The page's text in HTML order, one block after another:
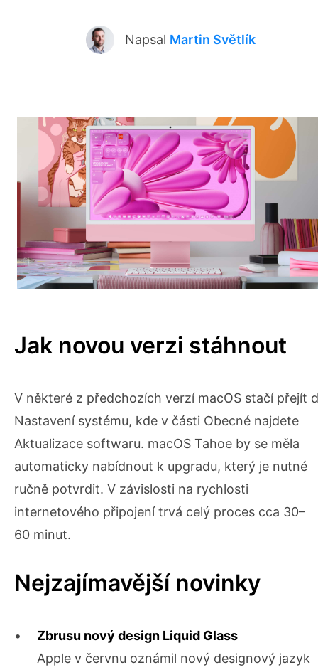
Napsal Martin Světlík
Jak novou verzi stáhnout
V některé z předchozích verzí macOS stačí přejít
Nastavení systému, kde v části Obecné najdete
Aktualizace softwaru. macOS Tahoe by se měla
automaticky nabídnout k upgradu, který je nutné
ručně potvrdit. V závislosti na rychlosti
internetového připojení trvá celý proces cca 30–
60 minut.
Nejzajímavější novinky
Zbrusu nový design Liquid Glass
Apple v červnu oznámil nový designový jazyk